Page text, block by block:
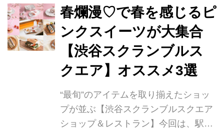
春爛漫♡で春を感じるピ
ンクスイーツが大集合
【渋谷スクランブルス
クエア】オススメ3選
“最旬”のアイテムを取り揃えたショッ
プが並ぶ【渋谷スクランブルスクエア
ショップ＆レストラン】今回は、駅ビ